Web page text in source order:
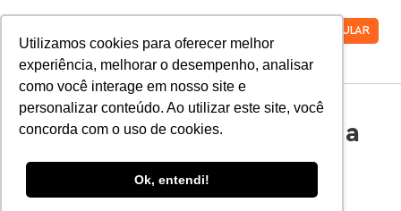
Utilizamos cookies para oferecer melhor
experiência, melhorar o desempenho, analisar
como você interage em nosso site e
personalizar conteúdo. Ao utilizar este site, você
concorda com o uso de cookies.
Ok, entendi!
VESTIBULAR
9 mitos e verdades sobre a
vida de estagiário
esclarecidos